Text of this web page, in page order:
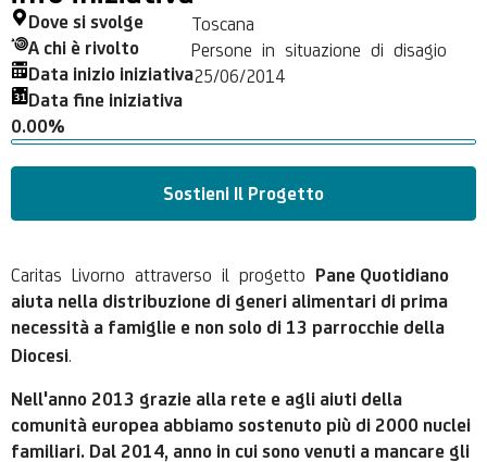
Dove si svolge Toscana
A chi è rivolto Persone in situazione di disagio
Data inizio iniziativa25/06/2014
Data fine iniziativa
0.00%
Sostieni Il Progetto
Caritas Livorno attraverso il progetto Pane Quotidiano
aiuta nella distribuzione di generi alimentari di prima
necessità a famiglie e non solo di 13 parrocchie della
Diocesi
Nell'anno 2013 grazie alla rete e agli aiuti della
comunità europea abbiamo sostenuto più di 2000 nuclei
familiari. Dal 2014, anno in cui sono venuti a mancare gli